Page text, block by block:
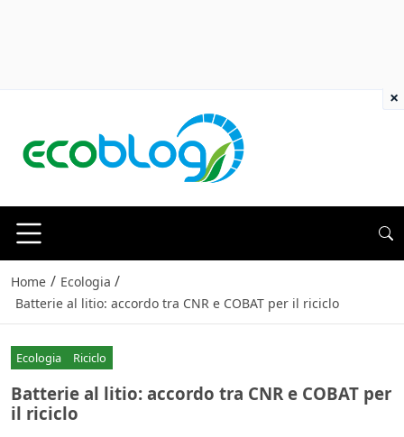
Home / Ecologia /
Batterie al litio: accordo tra CNR e COBAT per il riciclo
Ecologia Riciclo
Batterie al litio: accordo tra CNR e COBAT per
il riciclo
×